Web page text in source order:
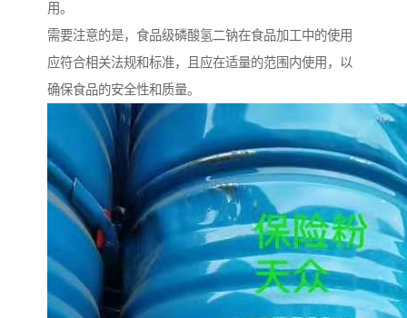
用。
需要注意的是，食品级磷酸氢二钠在食品加工中的使用
应符合相关法规和标准，且应在适量的范围内使用，以
确保食品的安全性和质量。